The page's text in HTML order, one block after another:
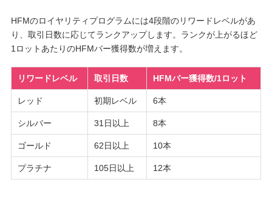
HFMのロイヤリティプログラムには4段階のリワードレベルがあ
り、取引日数に応じてランクアップします。ランクが上がるほど
1ロットあたりのHFMバー獲得数が増えます。
リワードレベル 取引日数 HFMバー獲得数/1ロット
レッド 初期レベル 6本
シルバー 31日以上 8本
ゴールド 62日以上 10本
プラチナ 105日以上 12本